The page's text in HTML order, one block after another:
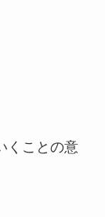
くことの意